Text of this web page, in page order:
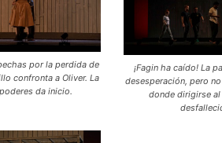
por la perdida de
confronta a Oliver. La
da inicio.
¡Fagin ha caído! La
desesperación, pero
donde dirigirse